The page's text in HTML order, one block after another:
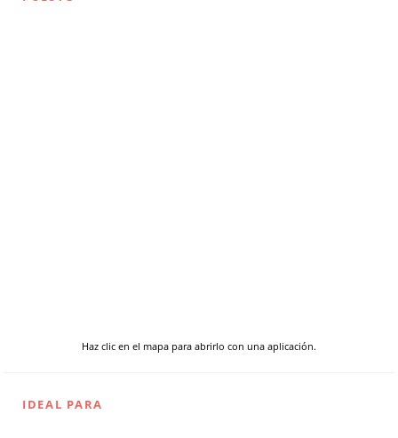
Haz clic en el mapa para abrirlo con una aplicación.
IDEAL PARA